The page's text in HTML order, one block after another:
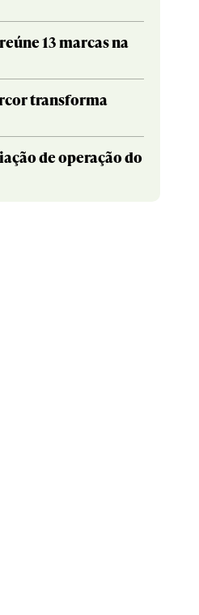
13 marcas na
transforma
de operação do